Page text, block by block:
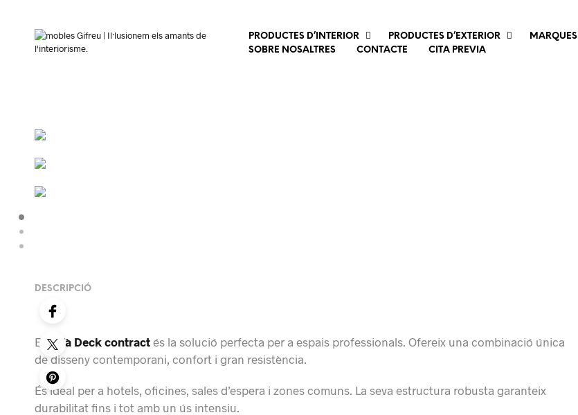
PRODUCTES D’INTERIOR PRODUCTES D’EXTERIOR MARQUES
SOBRE NOSALTRES
CONTACTE CITA PREVIA
DESCRIPCIÓ
El Sofà Deck contract és la solució perfecta per a espais professionals. Ofereix una combinació única
de disseny contemporani, confort i gran resistència.
És ideal per a hotels, oficines, sales d’espera i zones comuns. La seva estructura robusta garanteix
durabilitat fins i tot amb un ús intensiu.